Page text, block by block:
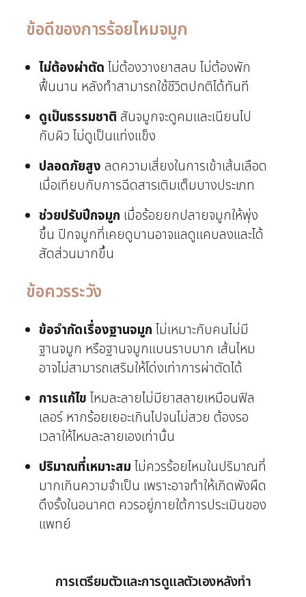
ข้อดีของการร้อยไหมจมูก
ไม่ต้องผ่าตัด ไม่ต้องวางยาสลบ ไม่ต้องพัก
ฟื้นนาน หลังทำสามารถใช้ชีวิตปกติได้ทันที
ดูเป็นธรรมชาติ สันจมูกจะดูคมและเนียนไป
กับผิว ไม่ดูเป็นแท่งแข็ง
ปลอดภัยสูง ลดความเสี่ยงในการเข้าเส้นเลือด
เมื่อเทียบกับการฉีดสารเติมเต็มบางประเภท
ช่วยปรับปีกจมูก เมื่อร้อยยกปลายจมูกให้พุ่ง
ขึ้น ปีกจมูกที่เคยดูบานอาจแลดูแคบลงและได้
สัดส่วนมากขึ้น
ข้อควรระวัง
ข้อจำกัดเรื่องฐานจมูก ไม่เหมาะกับคนไม่มี
ฐานจมูก หรือฐานจมูกแบนราบมาก เส้นไหม
อาจไม่สามารถเสริมให้โด่งเท่าการผ่าตัดได้
การแก้ไข ไหมละลายไม่มียาสลายเหมือนฟิล
เลอร์ หากร้อยเยอะเกินไปจนไม่สวย ต้องรอ
เวลาให้ไหมละลายเองเท่านั้น
ปริมาณที่เหมาะสม ไม่ควรร้อยไหมในปริมาณที่
มากเกินความจำเป็น เพราะอาจทำให้เกิดพังผืด
ดึงรั้งในอนาคต ควรอยู่ภายใต้การประเมินของ
แพทย์
การเตรียมตัวและการดูแลตัวเองหลังทำ